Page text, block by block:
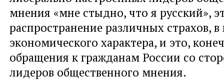
мнения «мне стыдно, что я русский»,
распространение различных страхов,
экономического характера, и это,
обращения к гражданам России со
лидеров общественного мнения.